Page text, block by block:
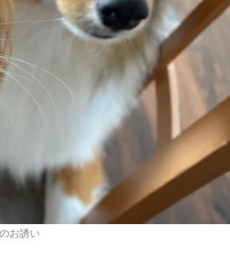
お誘い